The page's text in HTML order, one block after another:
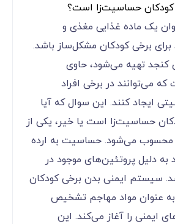
کودکان حساسیت‌زا است؟
یک ماده غذایی مغذی و
برای برخی کودکان مشکل‌ساز باشد.
کنجد تهیه می‌شود، حاوی
می‌توانند در برخی افراد
ایجاد کنند. این سوال که آیا
حساسیت‌زا است یا خیر، یکی از
محسوب می‌شود. حساسیت به ارده
به دلیل پروتئین‌های موجود در
سیستم ایمنی بدن برخی کودکان
به عنوان مواد مهاجم تشخیص
ایمنی را آغاز می‌کند. این